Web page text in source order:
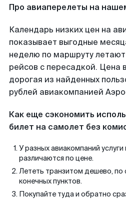
Про авиаперелеты на
Календарь низких цен на
показывает выгодные
неделю по маршруту
рейсов с пересадкой. Цена
дорогая из найденных
рублей авиакомпанией
Как еще сэкономить
билет на самолет без
У разных авиакомпаний
различаются по цене.
Лететь транзитом дешево, по
конечных пунктов.
Покупайте туда и обратно